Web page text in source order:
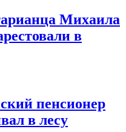
Михаила
в
пенсионер
в лесу